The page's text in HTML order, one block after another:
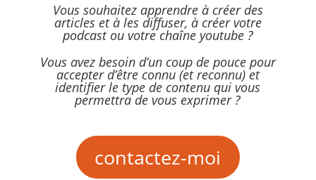
Vous souhaitez apprendre à créer des
articles et à les diffuser, à créer votre
podcast ou votre chaîne youtube ?
Vous avez besoin d’un coup de pouce pour
accepter d’être connu (et reconnu) et
identifier le type de contenu qui vous
permettra de vous exprimer ?
contactez-moi